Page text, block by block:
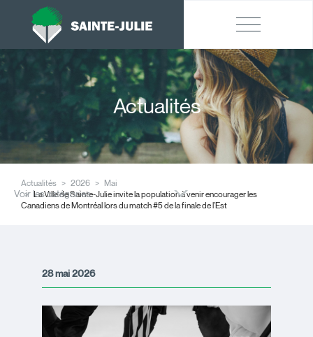
Actualités
Actualités 2026
Mai
La Ville de Sainte-Julie invite la population à venir encourager les
Canadiens de Montréal lors du match #5 de la finale de l’Est
Voir les catégories
28 mai 2026